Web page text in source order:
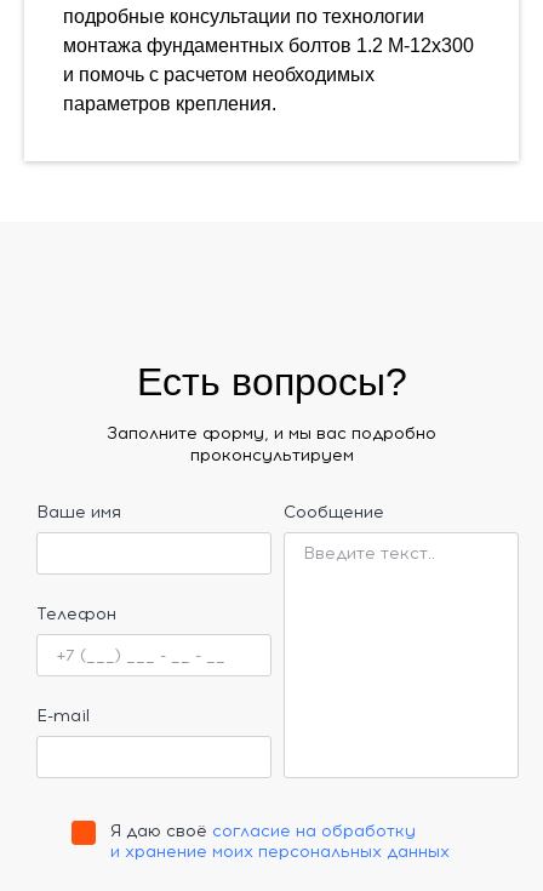
подробные консультации по технологии
монтажа фундаментных болтов 1.2 М-12х300
и помочь с расчетом необходимых
параметров крепления.
Есть вопросы?
Заполните форму, и мы вас подробно
проконсультируем
Ваше имя
Телефон
E-mail
Сообщение
Я даю своё согласие на обработку
и хранение моих персональных данных